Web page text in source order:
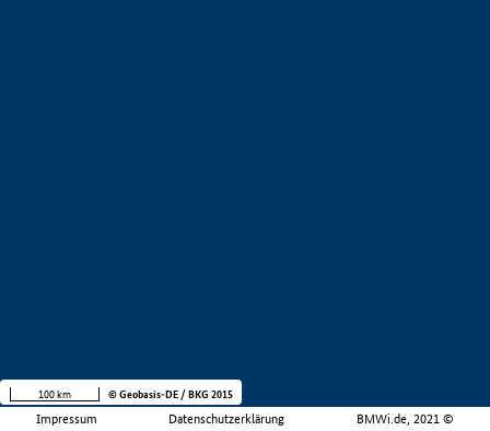
Impressum Datenschutzerklärung BMWi.de, 2021 ©
100 km © Geobasis-DE / BKG 2015